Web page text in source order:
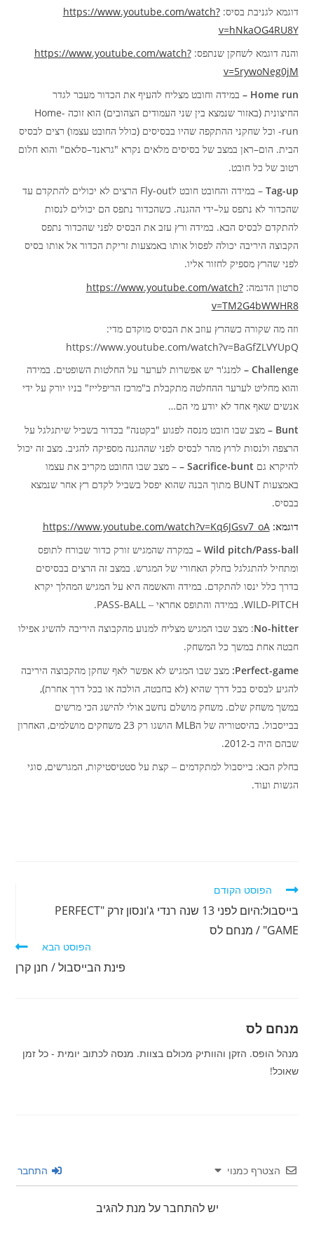
דוגמא לגניבת בסיס:
https://www.youtube.com/watch?
v=hNkaOG4RU8Y
והנה דוגמא לשחקן שנתפס:
https://www.youtube.com/watch?
v=5rywoNeg0jM
Home run –
במידה וחובט מצליח להעיף את הכדור מעבר לגדר
החיצונית(באזור שנמצא בין שני העמודים הצהובים) הוא זוכה Home-
run-
וכל שחקני ההתקפה שהיו בבסיסים(כולל החובט עצמו) רצים לבסיס
הבית. הום–ראן במצב של בסיסים מלאים נקרא "גראנד–סלאם" והוא חלום
רטוב של כל חובט.
Tag-up
– במידה והחובט חובט לFly-out הרצים לא יכולים להתקדם עד
שהכדור לא נתפס על–ידי ההגנה. כשהכדור נתפס הם יכולים לנסות
להתקדם לבסיס הבא. במידה ורץ עזב את הבסיס לפני שהכדור נתפס
הקבוצה היריבה יכולה לפסול אותו באמצעות זריקת הכדור אל אותו בסיס
לפני שהרץ מספיק לחזור אליו.
סרטון הדגמה:
https://www.youtube.com/watch?
v=TM2G4bWWHR8
וזה מה שקורה כשהרץ עוזב את הבסיס מוקדם מדי:
https://www.youtube.com/watch?v=BaGfZLVYUpQ
Challenge –
למנג'ר יש אפשרות לערער על החלטות השופטים. במידה
והוא מחליט לערער ההחלטה מתקבלת ב"מרכז הריפלייז" בניו יורק על ידי
אנשים שאף אחד לא יודע מי הם…
Bunt –
מצב שבו חובט מנסה לפגוע "בקטנה" בכדור בשביל שיתגלגל על
הרצפה ולנסות לרוץ מהר לבסיס לפני שההגנה מספיקה להגיב.מצב זה יכול
להיקרא גם Sacrifice-bunt –
–מצב שבו החובט מקריב את עצמו
באמצעותBUNT מתוך הבנה שהוא יפסל בשביל לקדם רץ אחר שנמצא
בבסיס.
דוגמא:
https://www.youtube.com/watch?v=Kq6JGsv7_oA
Wild pitch/Pass-ball –
במקרה שהמגיש זורק כדור שבורח לתופס
ומתחיל להתגלגל בחלק האחורי של המגרש. במצב זה הרצים בבסיסים
בדרך כלל ינסו להתקדם. במידה והאשמה היא על המגיש המהלך יקרא
WILD-PITCH. במידה והתופס אחראי –PASS-BALL.
No-hitter
:מצב שבו המגיש מצליח למנוע מהקבוצה היריבה להשיג אפילו
חבטה אחת במשך כל המשחק.
Perfect-game:
מצב שבו המגיש לא אפשר לאף שחקן מהקבוצה היריבה
להגיע לבסיס בכל דרך שהיא(לא בחבטה, הולכה או בכל דרך אחרת),
במשך משחק שלם.משחק מושלם נחשב אולי להישג הכי מרשים
בבייסבול. בהיסטוריה של הMLB הושגו רק 23 משחקים מושלמים, האחרון
שבהם היה ב-2012.
בחלק הבא: בייסבול למתקדמים – קצת על סטטיסטיקות, המגרשים,סוגי
הגשות ועוד.
לקרוא
נוספים
הפוסט הקודם
בייסבול:היום לפני 13 שנה רנדי ג'ונסון זרק "PERFECT
GAME" / מנחם לס
הפוסט הבא
פינת הבייסבול / חנן קרן
מנחם לס
מנהל הופס. הזקן והוותיק מכולם בצוות. מנסה לכתוב יומית - כל זמן
שאוכל!
הצטרף כמנוי התחבר
יש להתחבר על מנת להגיב